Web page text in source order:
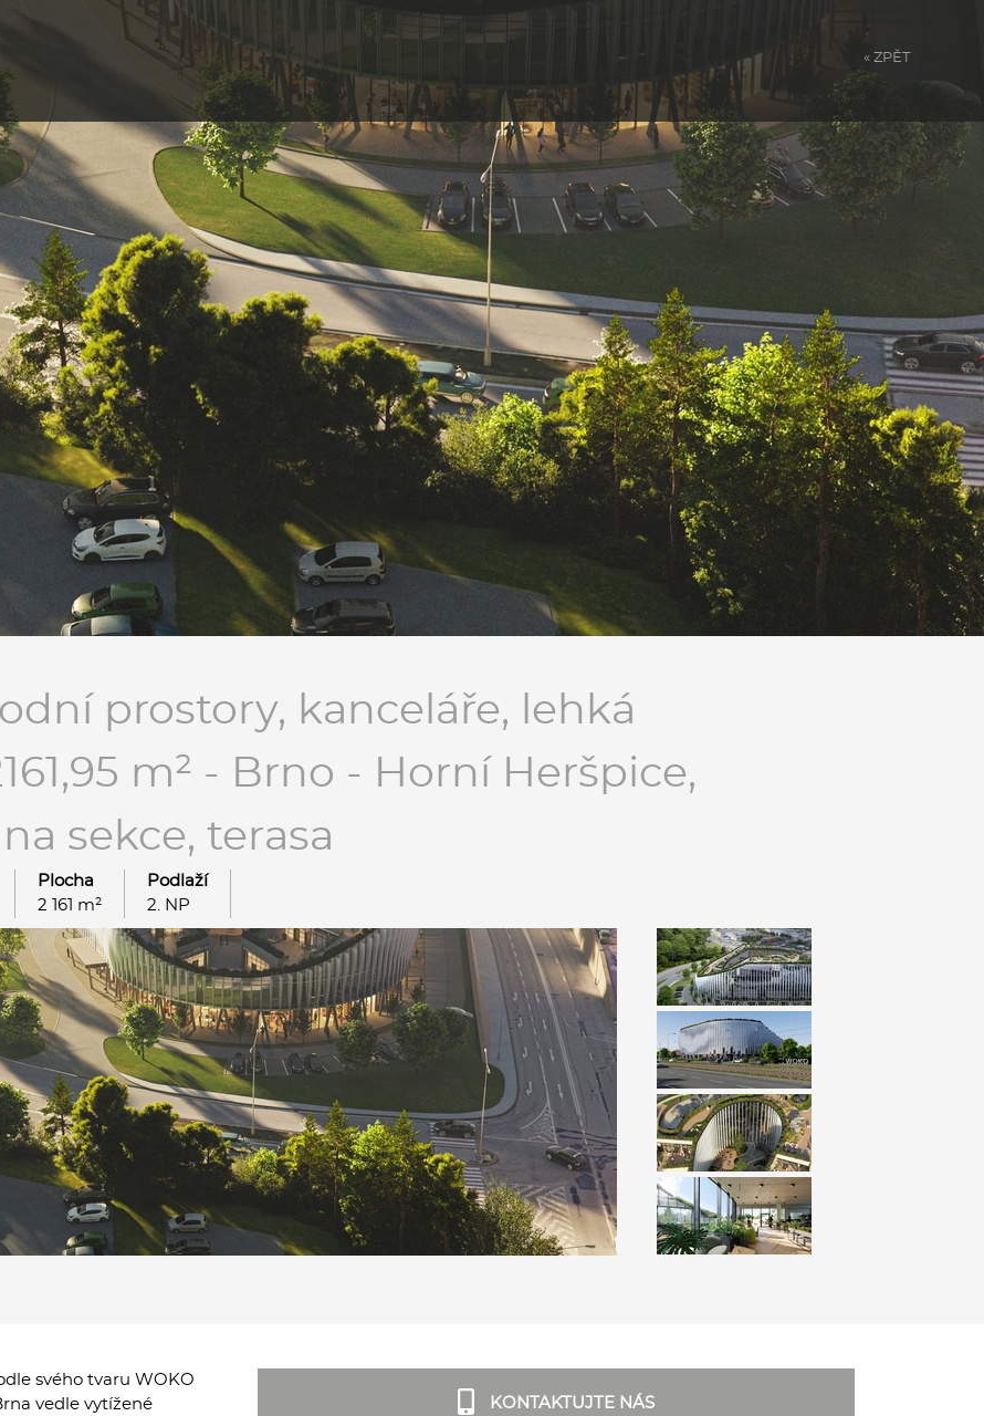
« ZPĚT
prostory, kanceláře, lehká
m² - Brno - Horní Heršpice,
sekce, terasa
Plocha
Podlaží
2 161 m² 2. NP
svého tvaru WOKO
vedle vytížené
KONTAKTUJTE NÁS